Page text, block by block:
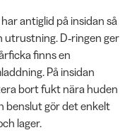
antiglid på insidan så
utrustning. D‑ringen ger
finns en
På insidan
bort fukt nära huden
benslut gör det enkelt
lager.